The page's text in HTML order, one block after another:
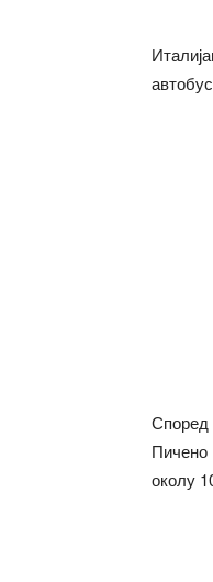
Според
Пичено
околу